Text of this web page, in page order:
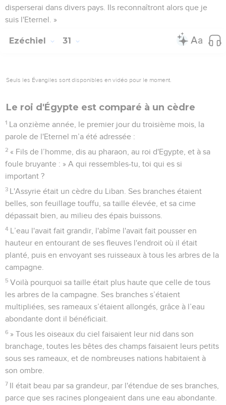
disperserai dans divers pays. Ils reconnaîtront alors que je
suis l'Eternel. »
Ezéchiel 31
Seuls les Évangiles sont disponibles en vidéo pour le moment.
Le roi d'Égypte est comparé à un cèdre
1 La onzième année, le premier jour du troisième mois, la
parole de l'Eternel m’a été adressée :
2 « Fils de l’homme, dis au pharaon, au roi d'Egypte, et à sa
foule bruyante : » A qui ressembles-tu, toi qui es si
important ?
3 L'Assyrie était un cèdre du Liban. Ses branches étaient
belles, son feuillage touffu, sa taille élevée, et sa cime
dépassait bien, au milieu des épais buissons.
4 L’eau l'avait fait grandir, l'abîme l'avait fait pousser en
hauteur en entourant de ses fleuves l'endroit où il était
planté, puis en envoyant ses ruisseaux à tous les arbres de la
campagne.
5 Voilà pourquoi sa taille était plus haute que celle de tous
les arbres de la campagne. Ses branches s’étaient
multipliées, ses rameaux s’étaient allongés, grâce à l’eau
abondante dont il bénéficiait.
6 » Tous les oiseaux du ciel faisaient leur nid dans son
branchage, toutes les bêtes des champs faisaient leurs petits
sous ses rameaux, et de nombreuses nations habitaient à
son ombre.
7 Il était beau par sa grandeur, par l'étendue de ses branches,
parce que ses racines plongeaient dans une eau abondante.